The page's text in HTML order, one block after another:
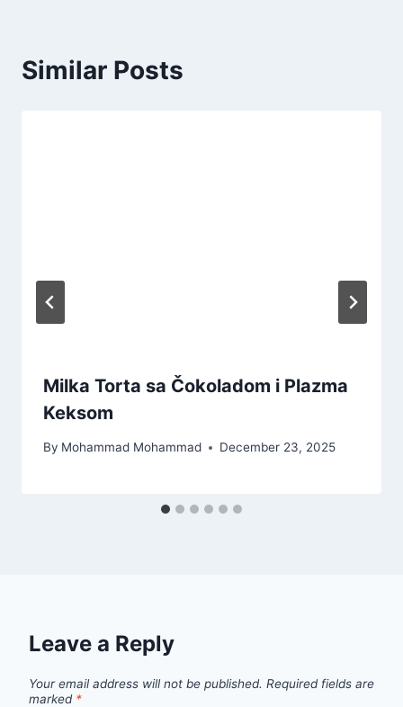
Similar Posts
Milka Torta sa Čokoladom i Plazma
Keksom
By Mohammad Mohammad December 23, 2025
Leave a Reply
Your email address will not be published. Required fields are
marked *